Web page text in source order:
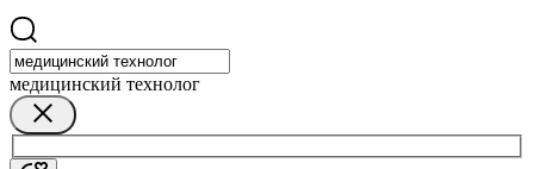
медицинский технолог